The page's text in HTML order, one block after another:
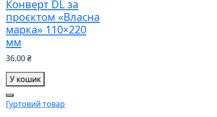
Конверт DL за
проєктом «Власна
марка» 110×220
мм
36.00 ₴
У кошик
Гуртовий товар